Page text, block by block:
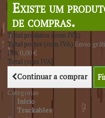
Existe um
de compras.
Total produtos (com IVA)
Total portes (com IVA) Envio
IVA 0,00 €
Total (com IVA)
Continuar a comprar
Categorias
Início
Trackables